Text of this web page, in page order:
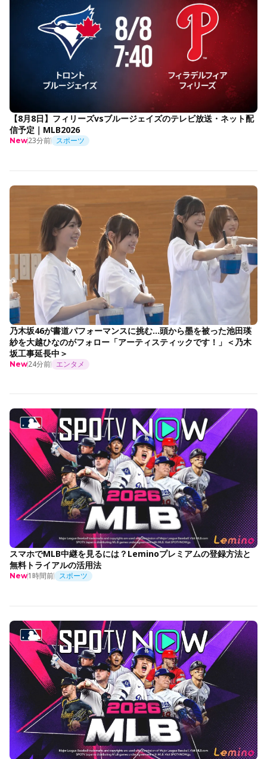
【8月8日】フィリーズvsブルージェイズのテレビ放送・ネット配
信予定｜MLB2026
New23分前 スポーツ
乃木坂46が書道パフォーマンスに挑む…頭から墨を被った池田瑛
紗を大越ひなのがフォロー「アーティスティックです！」＜乃木
坂工事延長中＞
New24分前 エンタメ
スマホでMLB中継を見るには？Leminoプレミアムの登録方法と
無料トライアルの活用法
New1時間前 スポーツ